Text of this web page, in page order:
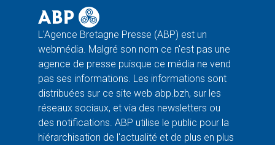
L'Agence Bretagne Presse (ABP) est un
webmédia. Malgré son nom ce n'est pas une
agence de presse puisque ce média ne vend
pas ses informations. Les informations sont
distribuées sur ce site web abp.bzh, sur les
réseaux sociaux, et via des newsletters ou
des notifications. ABP utilise le public pour la
hiérarchisation de l'actualité et de plus en plus